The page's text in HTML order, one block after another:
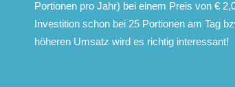
Portionen pro Jahr) bei einem Preis von €
Investition schon bei 25 Portionen am Tag
höheren Umsatz wird es richtig interessant!